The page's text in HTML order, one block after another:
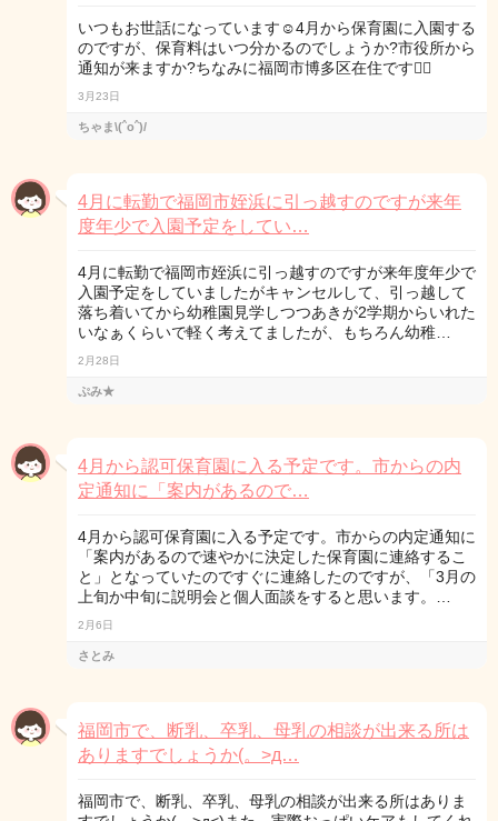
いつもお世話になっています☺️4月から保育園に入園する
のですが、保育料はいつ分かるのでしょうか?市役所から
通知が来ますか?ちなみに福岡市博多区在住です✋🏻
3月23日
ちゃま\(ˆoˆ)/
4月に転勤で福岡市姪浜に引っ越すのですが来年
度年少で入園予定をしてい…
4月に転勤で福岡市姪浜に引っ越すのですが来年度年少で
入園予定をしていましたがキャンセルして、引っ越して
落ち着いてから幼稚園見学しつつあきが2学期からいれた
いなぁくらいで軽く考えてましたが、もちろん幼稚…
2月28日
ぷみ★
4月から認可保育園に入る予定です。市からの内
定通知に「案内があるので…
4月から認可保育園に入る予定です。市からの内定通知に
「案内があるので速やかに決定した保育園に連絡するこ
と」となっていたのですぐに連絡したのですが、「3月の
上旬か中旬に説明会と個人面談をすると思います。…
2月6日
さとみ
福岡市で、断乳、卒乳、母乳の相談が出来る所は
ありますでしょうか(。>д…
福岡市で、断乳、卒乳、母乳の相談が出来る所はありま